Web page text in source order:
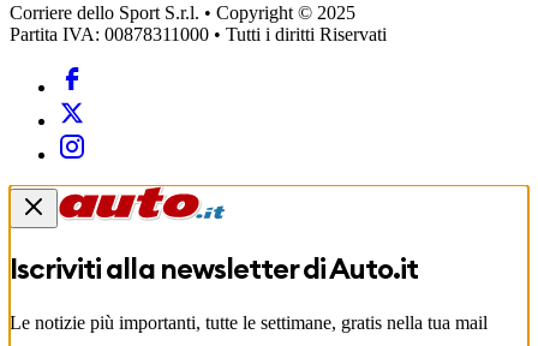
Corriere dello Sport S.r.l. • Copyright © 2025
Partita IVA: 00878311000 • Tutti i diritti Riservati
Iscriviti alla newsletter diAuto.it
Le notizie più importanti, tutte le settimane, gratis nella tua mail